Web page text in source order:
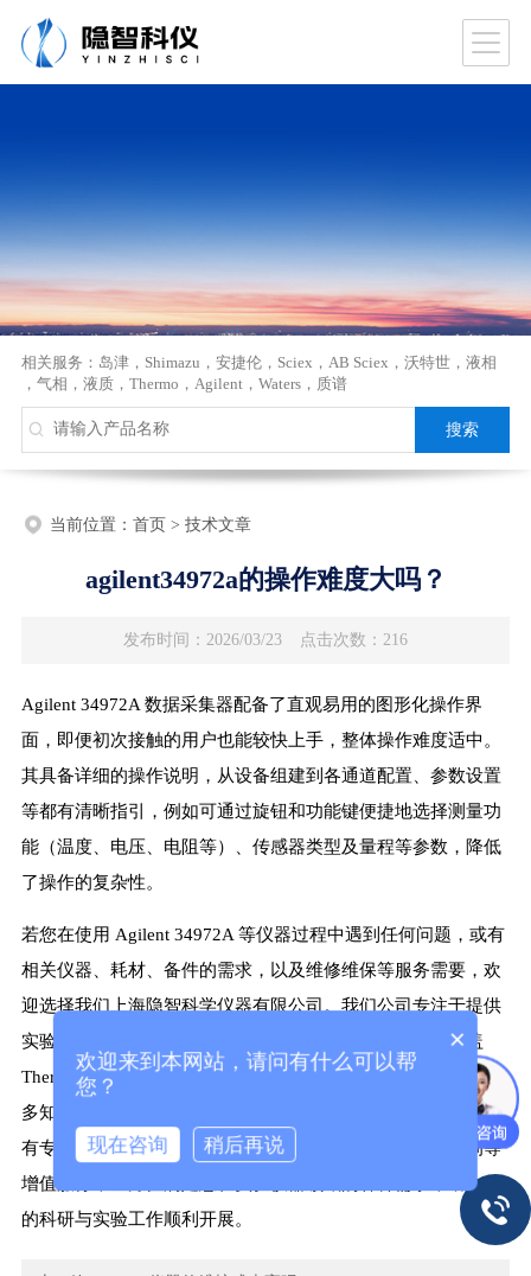
相关服务： 岛津， Shimazu ， 安捷伦， Sciex ， AB Sciex ， 沃特世， 液相
， 气相 ， 液质， Thermo ， Agilent ， Waters， 质谱
当前位置： 首页> 技术文章
agilent34972a的操作难度大吗？
发布时间：2026/03/23 点击次数：216
Agilent 34972A 数据采集器配备了直观易用的图形化操作界
面，即便初次接触的用户也能较快上手，整体操作难度适中。
其具备详细的操作说明，从设备组建到各通道配置、参数设置
等都有清晰指引，例如可通过旋钮和功能键便捷地选择测量功
能（温度、电压、电阻等）、传感器类型及量程等参数，降低
了操作的复杂性。
若您在使用 Agilent 34972A 等仪器过程中遇到任何问题，或有
相关仪器、耗材、备件的需求，以及维修维保等服务需要，欢
迎选择我们上海隐智科学仪器有限公司。我们公司专注于提供
实验仪器、耗材、备件及售后维修维保整体解决方案，涵盖
Thermofisher、Waters、Agilent、GE、Cytiva、Beckman 等众
多知名品牌。不仅能为您提供优质的仪器及配件、耗材，还拥
有专业的维修、租赁、清灰保养等服务，更有色谱应用咨询等
增值服务，全方位满足您在实验仪器领域的各种需求，助力您
的科研与实验工作顺利开展。
×
欢迎来到本网站，请问有什么可以帮
您？
现在咨询 稍后再说